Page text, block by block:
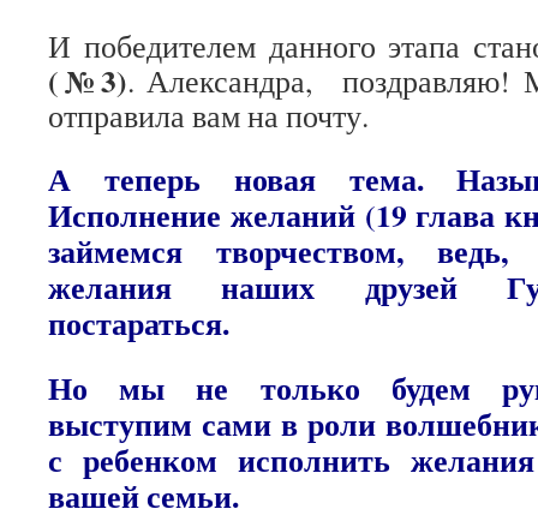
И победителем данного этапа
(№3). Александра, поздравляю!
отправила вам на почту.
А теперь новая тема.
Исполнение желаний (19 глава
займемся творчеством,
желания наших друзей
постараться.
Но мы не только будем
выступим сами в роли
с ребенком исполнить
вашей семьи.